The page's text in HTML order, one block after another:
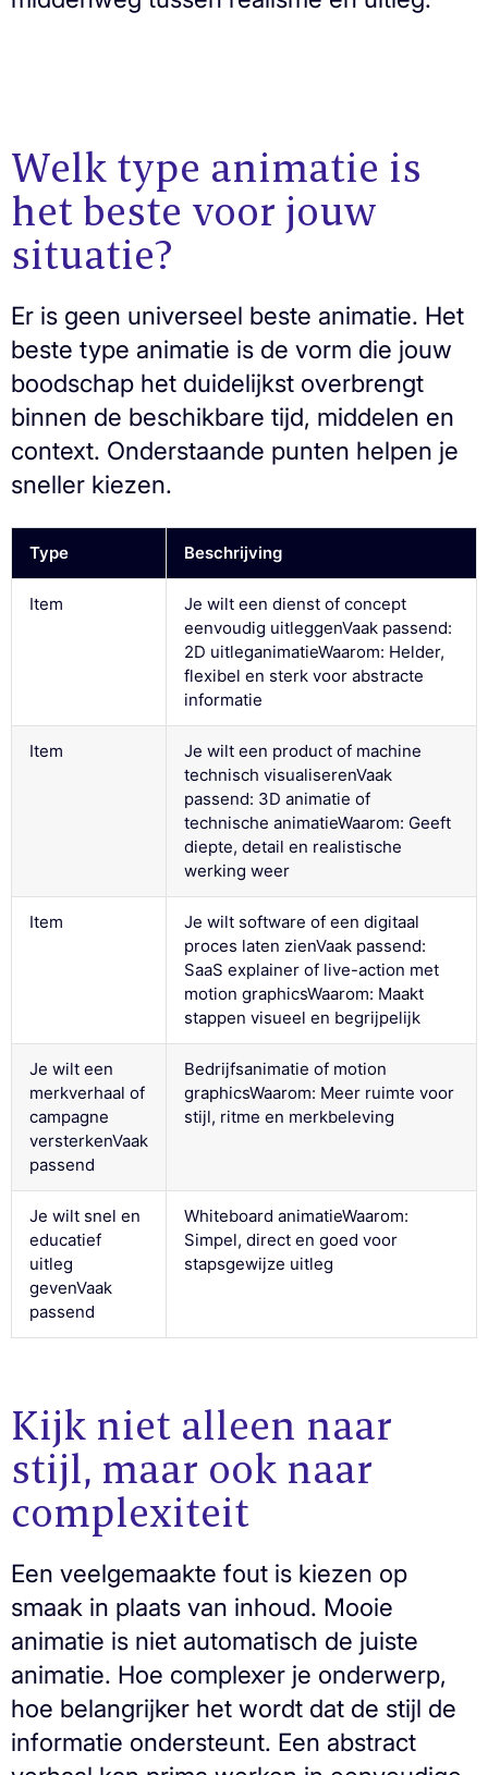
Welk type animatie is
het beste voor jouw
situatie?
Er is geen universeel beste animatie. Het
beste type animatie is de vorm die jouw
boodschap het duidelijkst overbrengt
binnen de beschikbare tijd, middelen en
context. Onderstaande punten helpen je
sneller kiezen.
Type Beschrijving
Item
Je wilt een dienst of concept
eenvoudig uitleggenVaak passend:
2D uitleganimatieWaarom: Helder,
flexibel en sterk voor abstracte
informatie
Item
Je wilt een product of machine
technisch visualiserenVaak
passend: 3D animatie of
technische animatieWaarom: Geeft
diepte, detail en realistische
werking weer
Item
Je wilt software of een digitaal
proces laten zienVaak passend:
SaaS explainer of live-action met
motion graphicsWaarom: Maakt
stappen visueel en begrijpelijk
Je wilt een
merkverhaal of
campagne
versterkenVaak
passend
Bedrijfsanimatie of motion
graphicsWaarom: Meer ruimte voor
stijl, ritme en merkbeleving
Je wilt snel en
educatief
uitleg
gevenVaak
passend
Whiteboard animatieWaarom:
Simpel, direct en goed voor
stapsgewijze uitleg
Kijk niet alleen naar
stijl, maar ook naar
complexiteit
Een veelgemaakte fout is kiezen op
smaak in plaats van inhoud. Mooie
animatie is niet automatisch de juiste
animatie. Hoe complexer je onderwerp,
hoe belangrijker het wordt dat de stijl de
informatie ondersteunt. Een abstract